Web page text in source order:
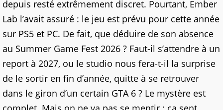
depuis resté extrêmement discret. Pourtant, Ember
Lab l’avait assuré : le jeu est prévu pour cette année
sur PS5 et PC. De fait, que déduire de son absence
au Summer Game Fest 2026 ? Faut-il s’attendre à un
report à 2027, ou le studio nous fera-t-il la surprise
de le sortir en fin d’année, quitte à se retrouver
dans le giron d’un certain GTA 6 ? Le mystère est